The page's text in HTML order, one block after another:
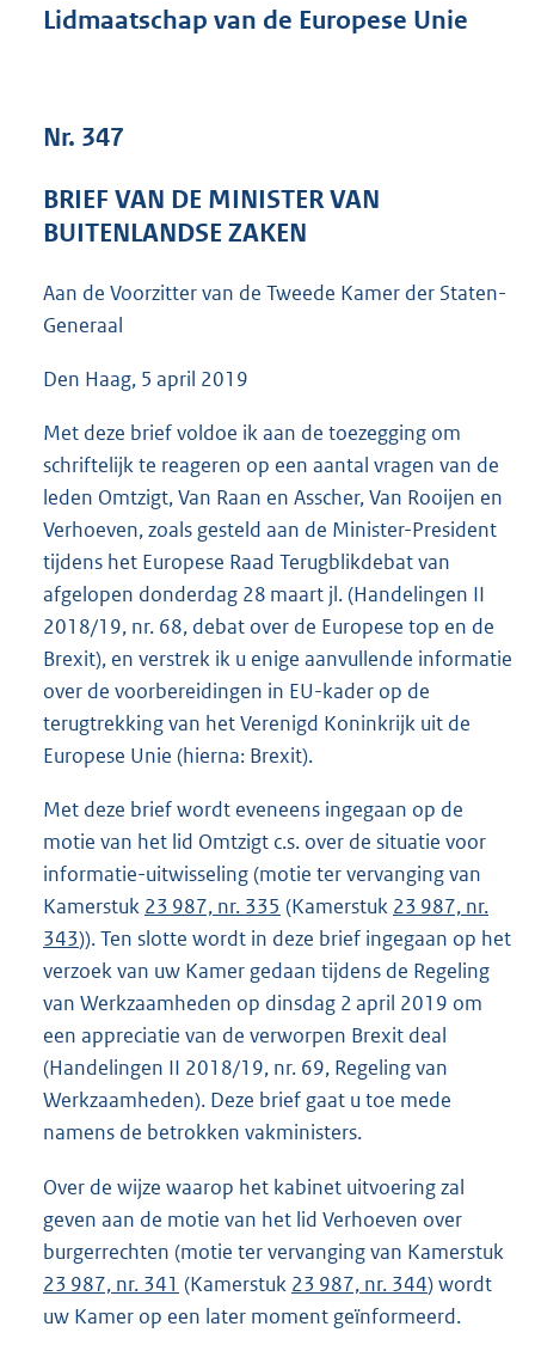
s
e
9
Lidmaatschap van de Europese Unie
Nr. 347
BRIEF VAN DE MINISTER VAN
BUITENLANDSE ZAKEN
Aan de Voorzitter van de Tweede Kamer der Staten-
Generaal
Den Haag, 5 april 2019
Met deze brief voldoe ik aan de toezegging om
schriftelijk te reageren op een aantal vragen van de
leden Omtzigt, Van Raan en Asscher, Van Rooijen en
Verhoeven, zoals gesteld aan de Minister-President
tijdens het Europese Raad Terugblikdebat van
afgelopen donderdag 28 maart jl. (Handelingen II
2018/19, nr. 68, debat over de Europese top en de
Brexit), en verstrek ik u enige aanvullende informatie
over de voorbereidingen in EU-kader op de
terugtrekking van het Verenigd Koninkrijk uit de
Europese Unie (hierna: Brexit).
Met deze brief wordt eveneens ingegaan op de
motie van het lid Omtzigt c.s. over de situatie voor
informatie-uitwisseling (motie ter vervanging van
Kamerstuk 23 987, nr. 335 (Kamerstuk 23 987, nr.
343)). Ten slotte wordt in deze brief ingegaan op het
verzoek van uw Kamer gedaan tijdens de Regeling
van Werkzaamheden op dinsdag 2 april 2019 om
een appreciatie van de verworpen Brexit deal
(Handelingen II 2018/19, nr. 69, Regeling van
Werkzaamheden). Deze brief gaat u toe mede
namens de betrokken vakministers.
Over de wijze waarop het kabinet uitvoering zal
geven aan de motie van het lid Verhoeven over
burgerrechten (motie ter vervanging van Kamerstuk
23 987, nr. 341 (Kamerstuk 23 987, nr. 344) wordt
uw Kamer op een later moment geïnformeerd.